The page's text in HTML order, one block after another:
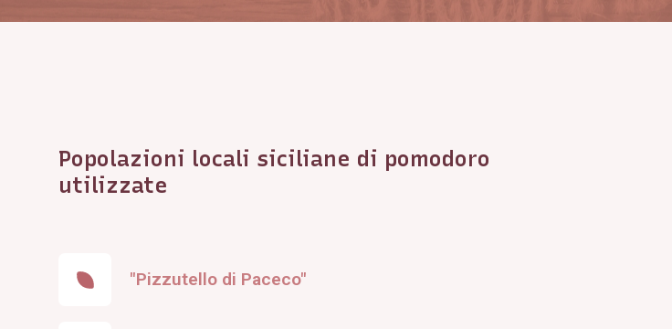
Popolazioni locali siciliane di pomodoro
utilizzate
"Pizzutello di Paceco"